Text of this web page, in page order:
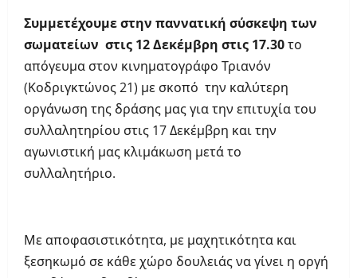
Συμμετέχουμε στην παννατική σύσκεψη των
σωματείων στις 12 Δεκέμβρη στις 17.30το
απόγευμα στον κινηματογράφο Τριανόν
(Κοδριγκτώνος 21) με σκοπό την καλύτερη
οργάνωση της δράσης μας για την επιτυχία του
συλλαλητηρίου στις 17 Δεκέμβρη και την
αγωνιστική μας κλιμάκωση μετά το
συλλαλητήριο.
Με αποφασιστικότητα, με μαχητικότητα και
ξεσηκωμό σε κάθε χώρο δουλειάς να γίνει η οργή